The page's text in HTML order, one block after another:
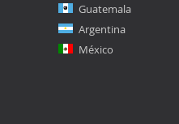
Guatemala
Argentina
México